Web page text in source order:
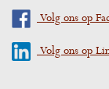
Volg ons op
Volg ons op